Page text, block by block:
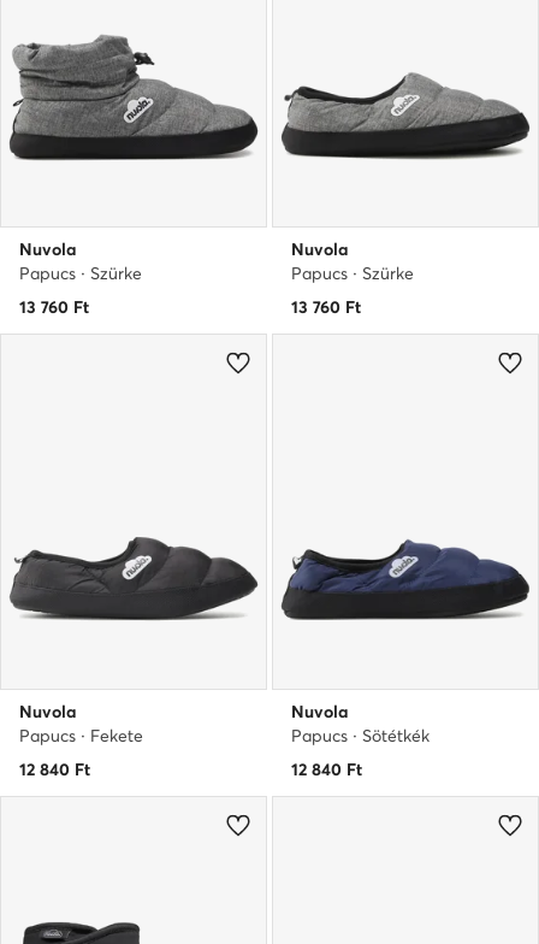
Nuvola
Papucs · Szürke
13 760 Ft
Nuvola
Papucs · Szürke
13 760 Ft
Nuvola
Papucs · Fekete
12 840 Ft
Nuvola
Papucs · Sötétkék
12 840 Ft